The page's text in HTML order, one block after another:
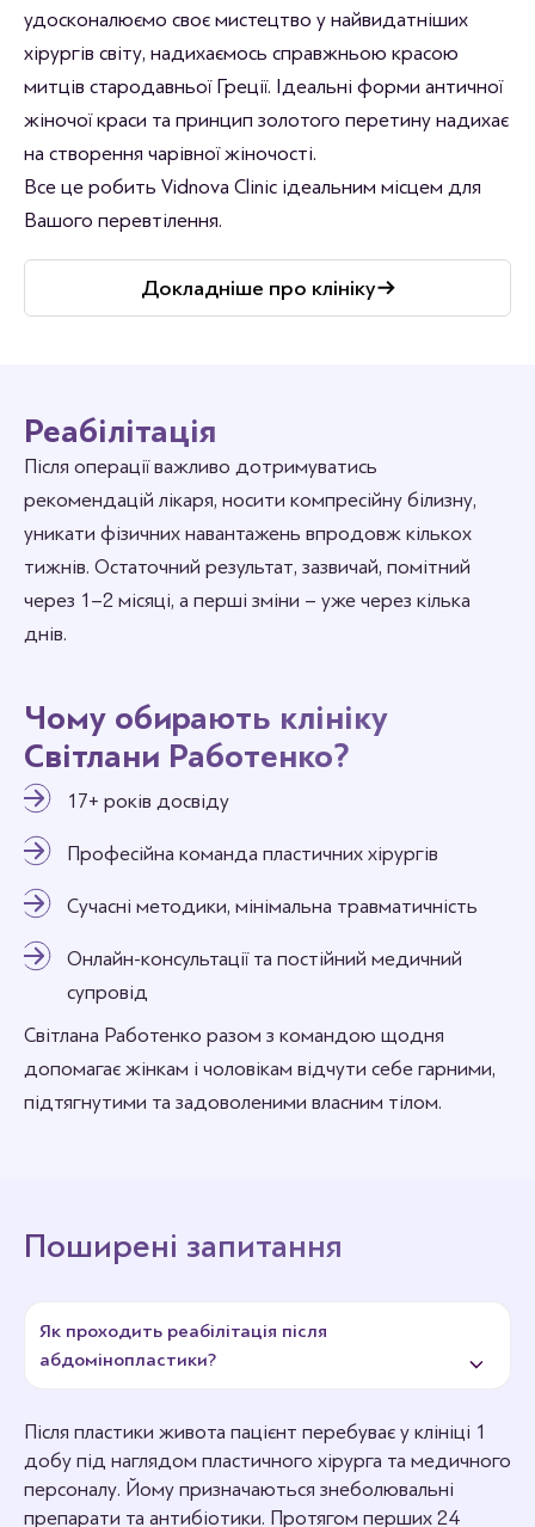
удосконалюємо своє мистецтво у найвидатніших
хірургів світу, надихаємось справжньою красою
митців стародавньої Греції. Ідеальні форми античної
жіночої краси та принцип золотого перетину надихає
на створення чарівної жіночості.
Все це робить Vidnova Clinic ідеальним місцем для
Вашого перевтілення.
Докладніше про клініку
Реабілітація
Після операції важливо дотримуватись
рекомендацій лікаря, носити компресійну білизну,
уникати фізичних навантажень впродовж кількох
тижнів. Остаточний результат, зазвичай, помітний
через 1–2 місяці, а перші зміни – уже через кілька
днів.
Чому обирають клініку
Світлани Работенко?
17+ років досвіду
Професійна команда пластичних хірургів
Сучасні методики, мінімальна травматичність
Онлайн-консультації та постійний медичний
супровід
Світлана Работенко разом з командою щодня
допомагає жінкам і чоловікам відчути себе гарними,
підтягнутими та задоволеними власним тілом.
Поширені запитання
Як проходить реабілітація після
абдомінопластики?
Після пластики живота пацієнт перебуває у клініці 1
добу під наглядом пластичного хірурга та медичного
персоналу. Йому призначаються знеболювальні
препарати та антибіотики. Протягом перших 24